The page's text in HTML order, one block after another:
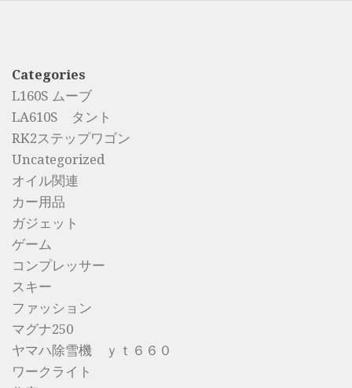
Categories
L160S ムーブ
LA610S タント
RK2ステップワゴン
Uncategorized
オイル関連
カー用品
ガジェット
ゲーム
コンプレッサー
スキー
ファッション
マグナ250
ヤマハ除雪機 ｙｔ６６０
ワークライト